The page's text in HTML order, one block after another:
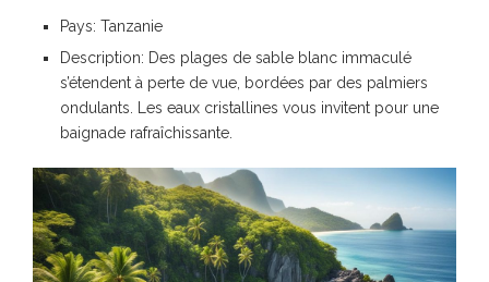
Pays: Tanzanie
Description: Des plages de sable blanc immaculé
s’étendent à perte de vue, bordées par des palmiers
ondulants. Les eaux cristallines vous invitent pour une
baignade rafraîchissante.